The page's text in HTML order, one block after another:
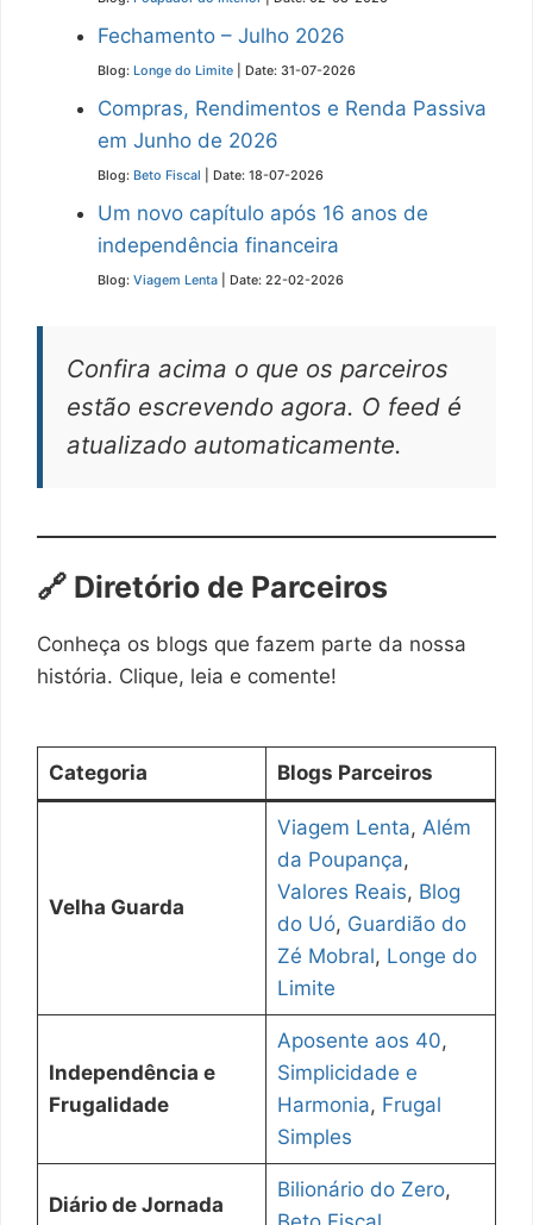
Fechamento – Julho 2026
Blog: Longe do Limite Date: 31-07-2026
Compras, Rendimentos e Renda Passiva
em Junho de 2026
Blog: Beto Fiscal Date: 18-07-2026
Um novo capítulo após 16 anos de
independência financeira
Blog: Viagem Lenta Date: 22-02-2026
Confira acima o que os parceiros
estão escrevendo agora. O feed é
atualizado automaticamente.
🔗 Diretório de Parceiros
Conheça os blogs que fazem parte da nossa
história. Clique, leia e comente!
Categoria Blogs Parceiros
Velha Guarda
Viagem Lenta, Além
da Poupança,
Valores Reais, Blog
do Uó, Guardião do
Zé Mobral, Longe do
Limite
Independência e
Frugalidade
Aposente aos 40,
Simplicidade e
Harmonia, Frugal
Simples
Diário de Jornada
Bilionário do Zero,